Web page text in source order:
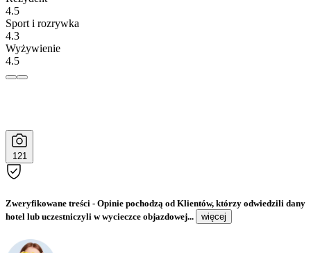
4.5
Sport i rozrywka
4.3
Wyżywienie
4.5
121
Zweryfikowane treści - Opinie pochodzą od Klientów, którzy odwiedzili dany
hotel lub uczestniczyli w wycieczce objazdowej...
więcej